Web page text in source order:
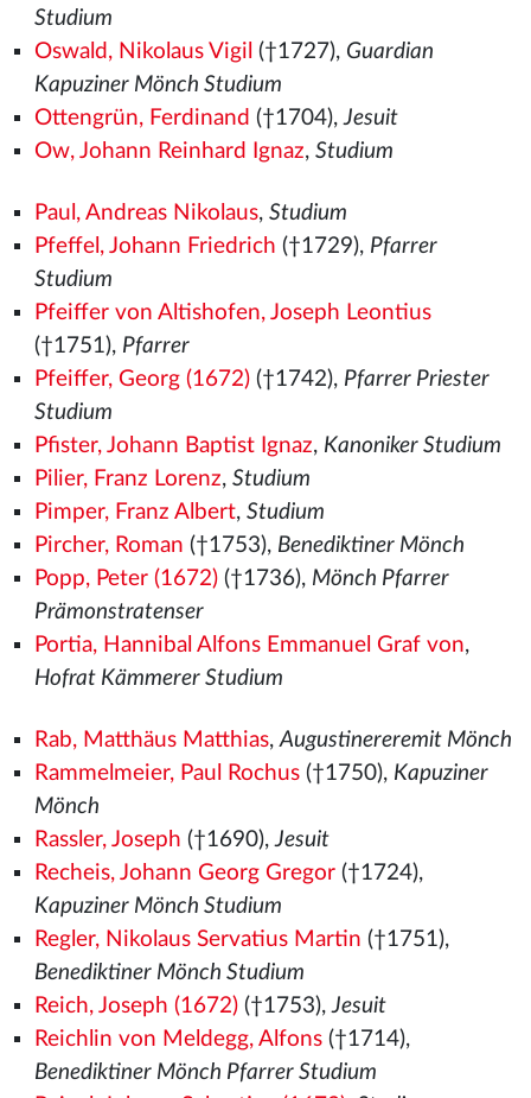
Studium
Oswald, Nikolaus Vigil (†1727), Guardian
Kapuziner Mönch Studium
Ottengrün, Ferdinand (†1704),Jesuit
Ow, Johann Reinhard Ignaz, Studium
Paul, Andreas Nikolaus, Studium
Pfeffel, Johann Friedrich (†1729), Pfarrer
Studium
Pfeiffer von Altishofen, Joseph Leontius
(†1751), Pfarrer
Pfeiffer, Georg (1672)(†1742), Pfarrer Priester
Studium
Pfister, Johann Baptist Ignaz, Kanoniker Studium
Pilier, Franz Lorenz, Studium
Pimper, Franz Albert, Studium
Pircher, Roman (†1753), Benediktiner Mönch
Popp, Peter (1672)(†1736), Mönch Pfarrer
Prämonstratenser
Portia, Hannibal Alfons Emmanuel Graf von,
Hofrat Kämmerer Studium
Rab, Matthäus Matthias,Augustinereremit Mönch
Rammelmeier, Paul Rochus(†1750), Kapuziner
Mönch
Rassler, Joseph (†1690),Jesuit
Recheis, Johann Georg Gregor(†1724),
Kapuziner Mönch Studium
Regler, Nikolaus Servatius Martin (†1751),
Benediktiner Mönch Studium
Reich, Joseph (1672)(†1753),Jesuit
Reichlin von Meldegg, Alfons(†1714),
Benediktiner Mönch Pfarrer Studium